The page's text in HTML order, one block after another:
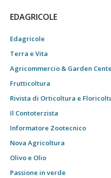
EDAGRICOLE
Edagricole
Terra e Vita
Agricommercio & Garden
Frutticoltura
Rivista di Orticoltura e
Il Contoterzista
Informatore Zootecnico
Nova Agricoltura
Olivo e Olio
Passione in verde